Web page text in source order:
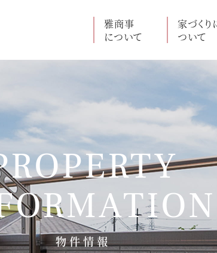
雅商事
について
家づくり
ついて
物件情報